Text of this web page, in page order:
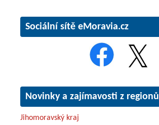
Sociální sítě eMoravia.cz
Novinky a zajímavosti z regionů
Jihomoravský kraj